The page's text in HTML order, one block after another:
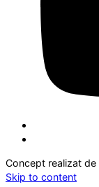
Concept realizat de
Skip to content